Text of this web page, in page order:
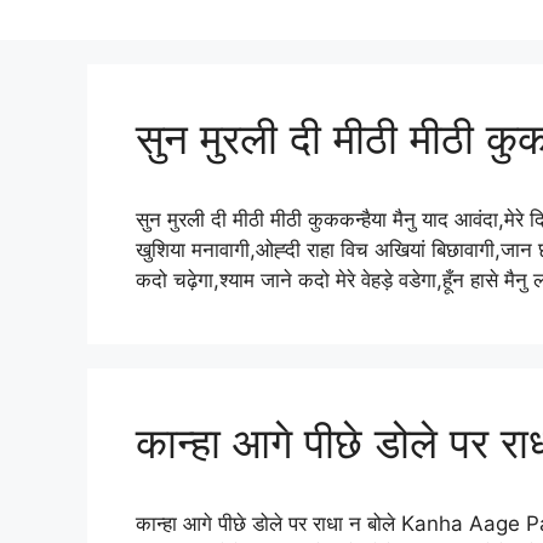
सुन मुरली दी मीठी मीठी
सुन मुरली दी मीठी मीठी कुककन्हैया मैनु याद
खुशिया मनावागी,ओह्दी राहा विच अखियां
कदो चढ़ेगा,श्याम जाने कदो मेरे वेहड़े वडेगा,हूँन हासे
कान्हा आगे पीछे डोले पर
कान्हा आगे पीछे डोले पर राधा न बोले Kanha Aage